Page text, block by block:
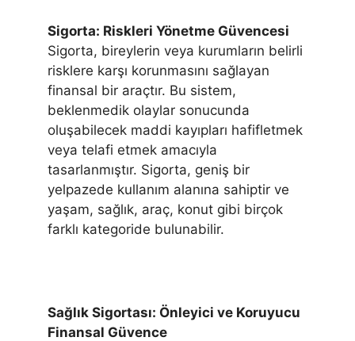
Sigorta: Riskleri Yönetme Güvencesi
Sigorta, bireylerin veya kurumların belirli
risklere karşı korunmasını sağlayan
finansal bir araçtır. Bu sistem,
beklenmedik olaylar sonucunda
oluşabilecek maddi kayıpları hafifletmek
veya telafi etmek amacıyla
tasarlanmıştır. Sigorta, geniş bir
yelpazede kullanım alanına sahiptir ve
yaşam, sağlık, araç, konut gibi birçok
farklı kategoride bulunabilir.
Sağlık Sigortası: Önleyici ve Koruyucu
Finansal Güvence